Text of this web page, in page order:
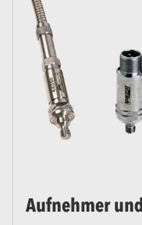
Aufnehmer